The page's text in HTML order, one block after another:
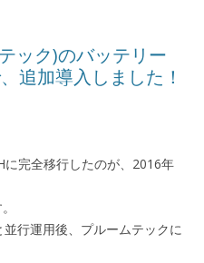
ック)のバッテリー
追加導入しました！
完全移行したのが、2016年
行運用後、プルームテックに